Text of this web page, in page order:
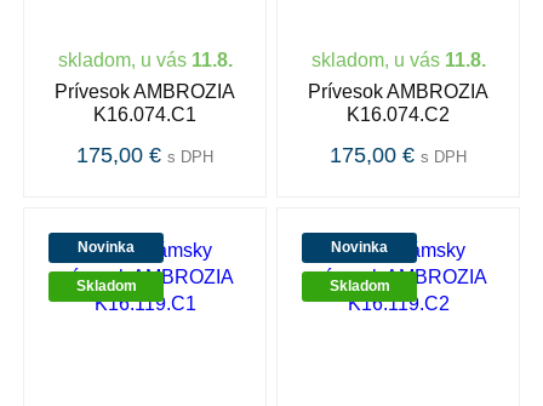
skladom, u vás 11.8.
Prívesok AMBROZIA
K16.074.C1
175,00 € s DPH
skladom, u vás 11.8.
Prívesok AMBROZIA
K16.074.C2
175,00 € s DPH
Novinka
Skladom
Novinka
Skladom